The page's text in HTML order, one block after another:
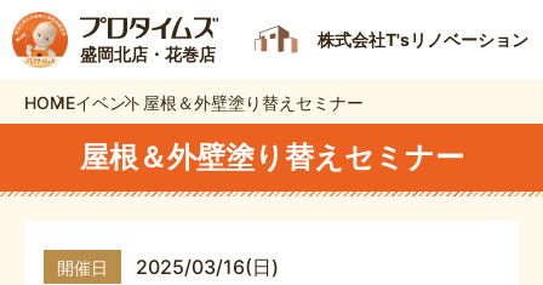
盛岡北店・花巻店
株式会社T'sリノベーション
HOMEイベント 屋根＆外壁塗り替えセミナー
屋根＆外壁塗り替えセミナー
開催日 2025/03/16(日)